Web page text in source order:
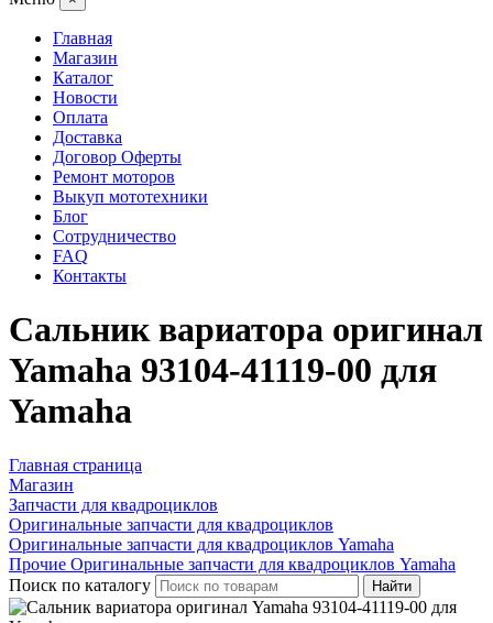
Главная
Магазин
Каталог
Новости
Оплата
Доставка
Договор Оферты
Ремонт моторов
Выкуп мототехники
Блог
Сотрудничество
FAQ
Контакты
Сальник вариатора оригинал
Yamaha 93104-41119-00 для
Yamaha
Главная страница
Магазин
Запчасти для квадроциклов
Оригинальные запчасти для квадроциклов
Оригинальные запчасти для квадроциклов Yamaha
Прочие Оригинальные запчасти для квадроциклов Yamaha
Поиск по каталогу
Найти